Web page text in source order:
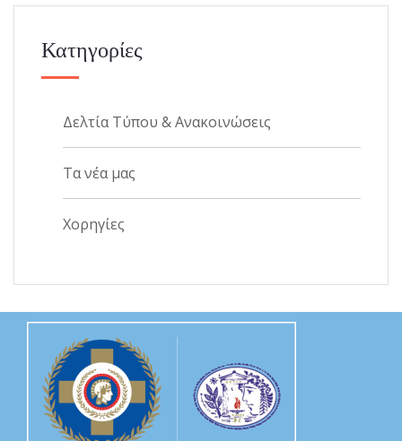
Κατηγορίες
Δελτία Τύπου & Ανακοινώσεις
Τα νέα μας
Χορηγίες